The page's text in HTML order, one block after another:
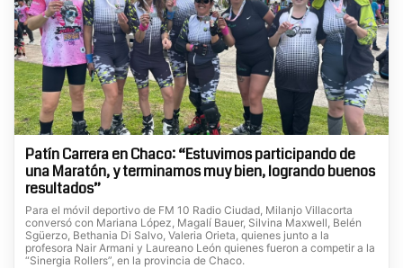
Patín Carrera en Chaco: “Estuvimos participando de
una Maratón, y terminamos muy bien, logrando buenos
resultados”
Para el móvil deportivo de FM 10 Radio Ciudad, Milanjo Villacorta
conversó con Mariana López, Magalí Bauer, Silvina Maxwell, Belén
Sgüerzo, Bethania Di Salvo, Valeria Orieta, quienes junto a la
profesora Nair Armani y Laureano León quienes fueron a competir a la
“Sinergia Rollers”, en la provincia de Chaco.